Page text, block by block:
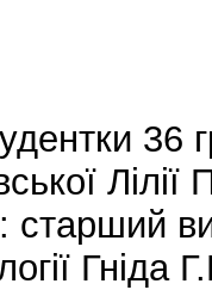
36
Лілії
старший
Гніда